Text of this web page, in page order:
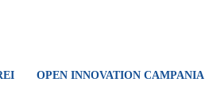
OPEN INNOVATION CAMPANIA